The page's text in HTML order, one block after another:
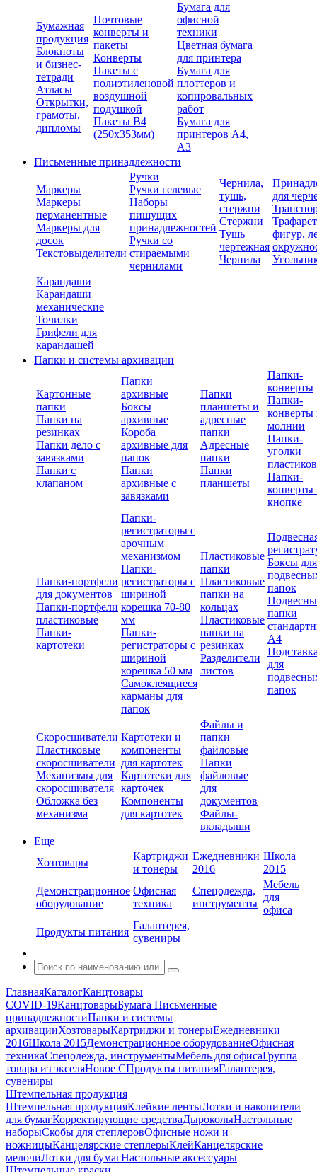
Бумажная
продукция
Блокноты
и бизнес-
тетради
Атласы
Открытки,
грамоты,
дипломы
Почтовые
конверты и
пакеты
Конверты
Пакеты с
полиэтиленовой
воздушной
подушкой
Пакеты В4
(250х353мм)
Бумага для
офисной
техники
Цветная бумага
для принтера
Бумага для
плоттеров и
копировальных
работ
Бумага для
принтеров А4,
А3
Письменные принадлежности
Маркеры
Маркеры
перманентные
Маркеры для
досок
Текстовыделители
Ручки
Ручки гелевые
Наборы
пишущих
принадлежностей
Ручки со
стираемыми
чернилами
Чернила,
тушь,
стержни
Стержни
Тушь
чертежная
Чернила
для
фигур,
Карандаши
Карандаши
механические
Точилки
Грифели для
карандашей
Папки и системы архивации
Картонные
папки
Папки на
резинках
Папки дело с
завязками
Папки с
клапаном
Папки
архивные
Боксы
архивные
Короба
архивные для
папок
Папки
архивные с
завязками
Папки
планшеты и
адресные
папки
Адресные
папки
Папки
планшеты
Папки-
конверты
Папки-
конверты
молнии
Папки-
уголки
Папки-
конверты
кнопке
Папки-портфели
для документов
Папки-портфели
пластиковые
Папки-
картотеки
Папки-
регистраторы с
арочным
механизмом
Папки-
регистраторы с
шириной
корешка 70-80
мм
Папки-
регистраторы с
шириной
корешка 50 мм
Самоклеящиеся
карманы для
папок
Пластиковые
папки
Пластиковые
папки на
кольцах
Пластиковые
папки на
резинках
Разделители
листов
Боксы для
папок
папки
А4
для
папок
Скоросшиватели
Пластиковые
скоросшиватели
Механизмы для
скоросшивателя
Обложка без
механизма
Картотеки и
компоненты
для картотек
Картотеки для
карточек
Компоненты
для картотек
Файлы и
папки
файловые
Папки
файловые
для
документов
Файлы-
вкладыши
Еще
Хозтовары
Картриджи
и тонеры
Ежедневники
2016
Школа
2015
Демонстрационное
оборудование
Офисная
техника
Спецодежда,
инструменты
Мебель
для
офиса
Продукты питания
Галантерея,
сувениры
ГлавнаяКаталогКанцтовары
COVID-19КанцтоварыБумага Письменные
принадлежностиПапки и системы
архивацииХозтоварыКартриджи и тонерыЕжедневники
2016Школа 2015Демонстрационное оборудованиеОфисная
техникаСпецодежда, инструментыМебель для офисаГруппа
товара из экселяНовое СПродукты питанияГалантерея,
сувениры
Штемпельная продукция
Штемпельная продукцияКлейкие лентыЛотки и накопители
для бумагКорректирующие средстваДыроколыНастольные
наборыСкобы для степлеровОфисные ножи и
ножницыКанцелярские степлерыКлейКанцелярские
мелочиЛотки для бумагНастольные аксессуары